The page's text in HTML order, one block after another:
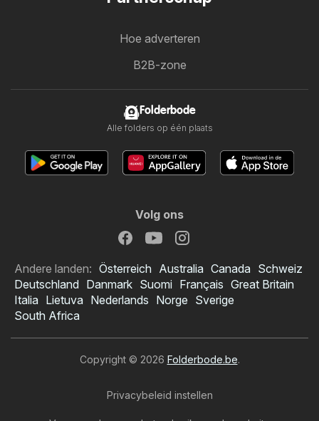
Hoe adverteren
B2B-zone
Folderbode
Alle folders op één plaats
Volg ons
Andere landen: Österreich Australia Canada Schweiz
Deutschland Danmark Suomi Français Great Britain
Italia Lietuva Nederlands Norge Sverige
South Africa
Copyright © 2026 Folderbode.be.
Privacybeleid instellen